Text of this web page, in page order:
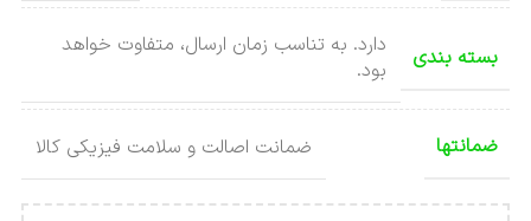
بسته بندی
دارد. به تناسب زمان ارسال، متفاوت خواهد
بود.
ضمانتها ضمانت اصالت و سلامت فیزیکی کالا